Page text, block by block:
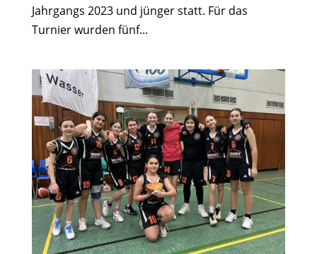
Jahrgangs 2023 und jünger statt. Für das
Turnier wurden fünf...